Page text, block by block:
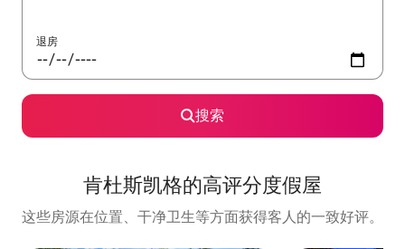
退房
搜索
肯杜斯凯格的高评分度假屋
这些房源在位置、干净卫生等方面获得客人的一致好评。